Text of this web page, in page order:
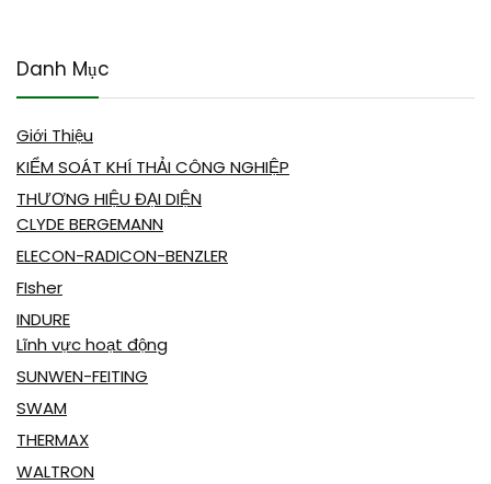
Danh Mục
Giới Thiệu
KIỂM SOÁT KHÍ THẢI CÔNG NGHIỆP
THƯƠNG HIỆU ĐẠI DIỆN
CLYDE BERGEMANN
ELECON-RADICON-BENZLER
FIsher
INDURE
Lĩnh vực hoạt động
SUNWEN-FEITING
SWAM
THERMAX
WALTRON